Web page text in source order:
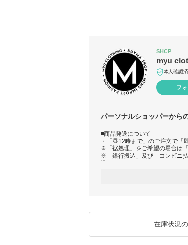
SHOP
myu
本人確認済
フ
パーソナルショッパーから
■商品発送について
・「昼12時まで」のご注文で「
※「裾処理」をご希望の場合は
※「銀行振込」及び「コンビニ
送いたします
＜メール＞09：00～17：00
＜電話＞13：00～16：00
※土日は、受注・発送業務のみ
在庫状況